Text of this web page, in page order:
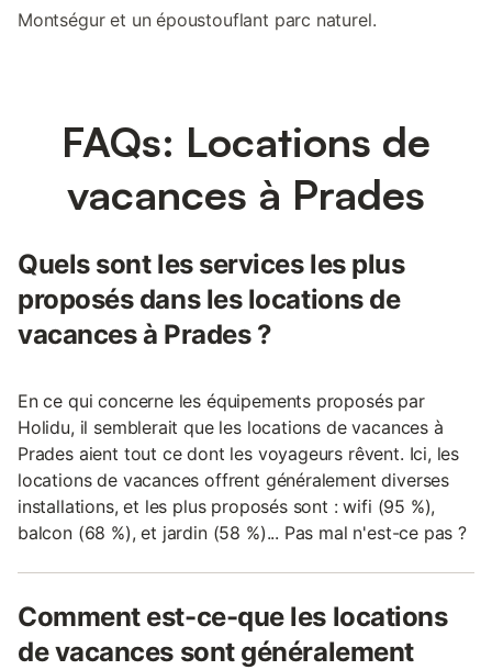
Montségur et un époustouflant parc naturel.
FAQs: Locations de
vacances à Prades
Quels sont les services les plus
proposés dans les locations de
vacances à Prades ?
En ce qui concerne les équipements proposés par
Holidu, il semblerait que les locations de vacances à
Prades aient tout ce dont les voyageurs rêvent. Ici, les
locations de vacances offrent généralement diverses
installations, et les plus proposés sont : wifi (95 %),
balcon (68 %), et jardin (58 %)... Pas mal n'est-ce pas ?
Comment est-ce-que les locations
de vacances sont généralement